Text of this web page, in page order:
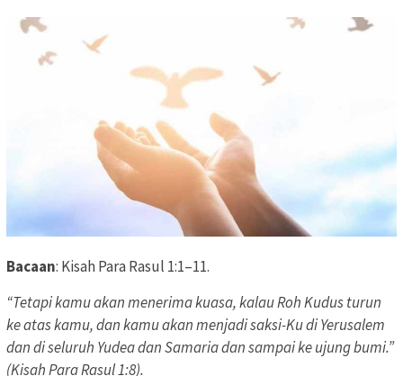
Bacaan: Kisah Para Rasul 1:1–11.
“Tetapi kamu akan menerima kuasa, kalau Roh Kudus turun
ke atas kamu, dan kamu akan menjadi saksi-Ku di Yerusalem
dan di seluruh Yudea dan Samaria dan sampai ke ujung bumi.”
(Kisah Para Rasul 1:8).